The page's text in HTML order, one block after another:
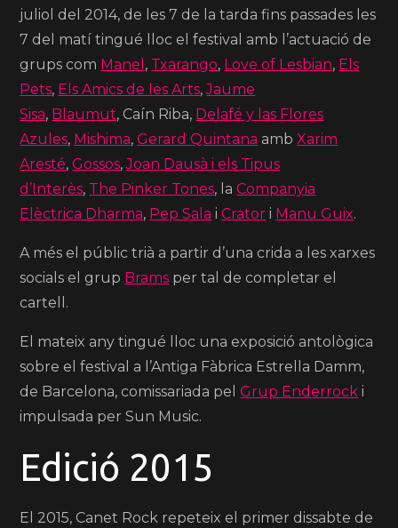
juliol del 2014, de les 7 de la tarda fins passades les
7 del matí tingué lloc el festival amb l’actuació de
grups com Manel , Txarango, Love of Lesbian, Els
Pets, Els Amics de les Arts,Jaume
Sisa, Blaumut, Caín Riba, Delafé y las Flores
Azules, Mishima,Gerard Quintana ambXarim
Aresté,Gossos,Joan Dausà i els Tipus
d’Interès, The Pinker Tones, laCompanyia
Elèctrica Dharma, Pep Sala iCrator i Manu Guix.
A més el públic trià a partir d’una crida a les xarxes
socials el grup Brams per tal de completar el
cartell.
El mateix any tingué lloc una exposició antològica
sobre el festival a l’Antiga Fàbrica Estrella Damm,
de Barcelona, comissariada pelGrup Enderrock i
impulsada per Sun Music.
Edició 2015
El 2015, Canet Rock repeteix el primer dissabte de